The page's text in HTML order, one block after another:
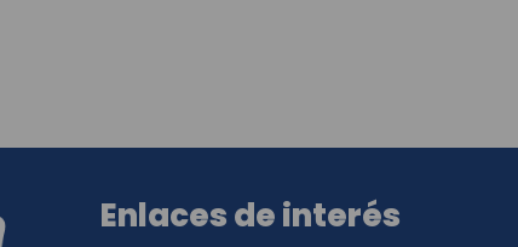
Enlaces de interés